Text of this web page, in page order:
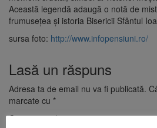
Această legendă adaugă o notă de
frumusețea și istoria Bisericii Sfântul
sursa foto: http://www.infopensiuni.ro/
Lasă un răspuns
Adresa ta de email nu va fi publicată.
marcate cu *
Comentariu*